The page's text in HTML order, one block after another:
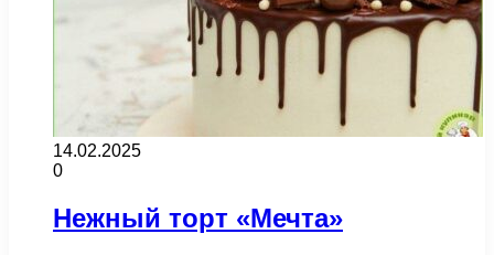
14.02.2025
0
Нежный торт «Мечта»